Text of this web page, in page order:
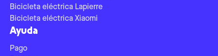
Bicicleta eléctrica Lapierre
Bicicleta eléctrica Xiaomi
Ayuda
Pago